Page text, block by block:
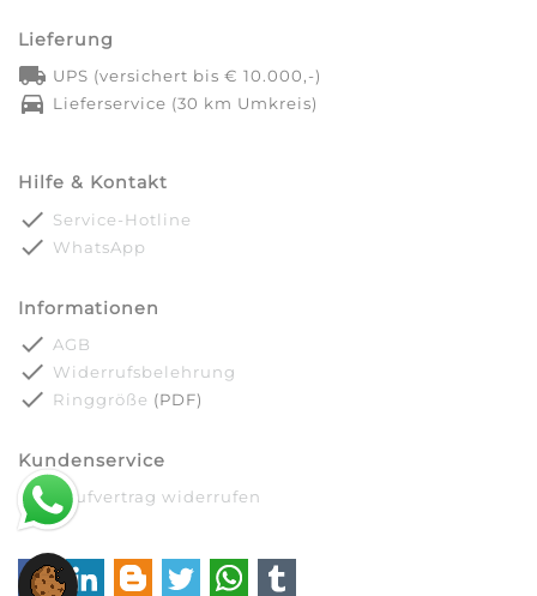
Lieferung
local_shipping UPS (versichert bis € 10.000,-)
directions_car Lieferservice (30 km Umkreis)
Hilfe & Kontakt
done Service-Hotline
done WhatsApp
Informationen
done AGB
done Widerrufsbelehrung
done Ringgröße (PDF)
Kundenservice
done Kaufvertrag widerrufen